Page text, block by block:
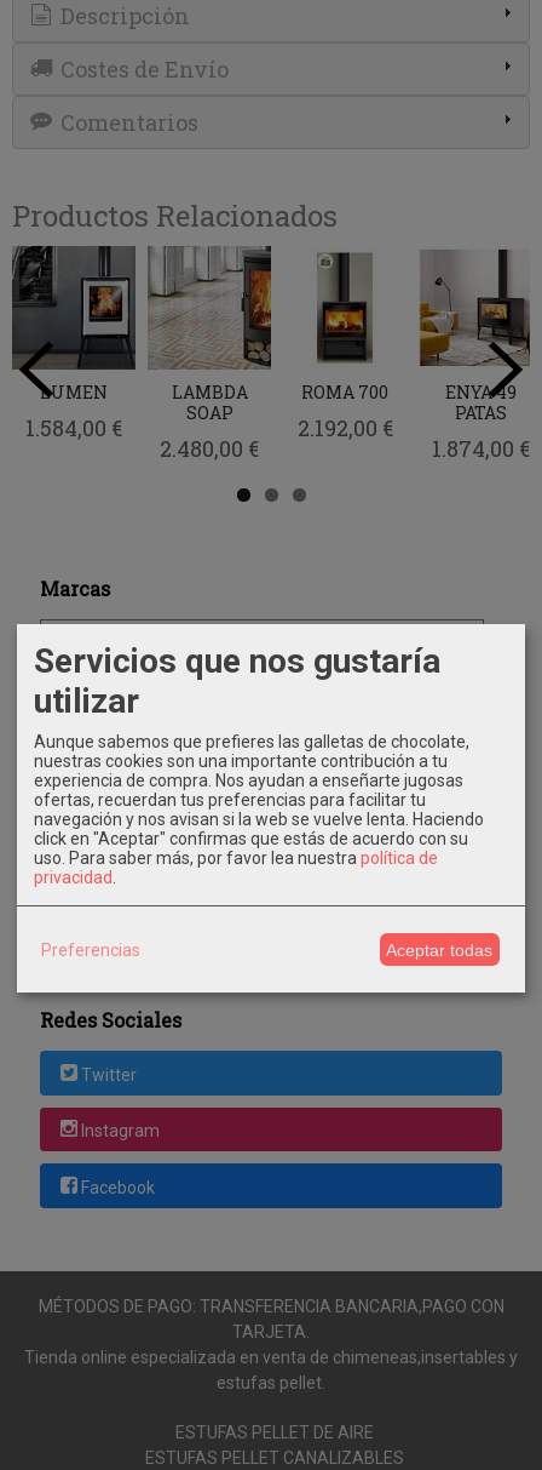
Marcas
Costes de Envío
GRATIS *
Consultar Destinos
Tu Carrito (0)
El carrito de la compra está vacío
Redes Sociales
Twitter
Instagram
Facebook
Descripción
Costes de Envío
Comentarios
Productos Relacionados
LUMEN
1.584,00 €
LAMBDA
SOAP
2.480,00 €
ROMA 700
2.192,00 €
ENYA 49
PATAS
1.874,00 €
MÉTODOS DE PAGO: TRANSFERENCIA BANCARIA,PAGO CON
TARJETA.
Tienda online especializada en venta de chimeneas,insertables y
estufas pellet.
ESTUFAS PELLET DE AIRE
ESTUFAS PELLET CANALIZABLES
Servicios que nos gustaría
utilizar
Aunque sabemos que prefieres las galletas de chocolate,
nuestras cookies son una importante contribución a tu
experiencia de compra. Nos ayudan a enseñarte jugosas
ofertas, recuerdan tus preferencias para facilitar tu
navegación y nos avisan si la web se vuelve lenta. Haciendo
click en "Aceptar" confirmas que estás de acuerdo con su
uso. Para saber más, por favor lea nuestra política de
privacidad
Preferencias Aceptar todas